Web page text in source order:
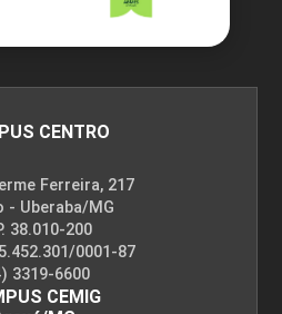
CENTRO
Ferreira, 217
- Uberaba/MG
38.010-200
0001-87
3319-6600
CEMIG